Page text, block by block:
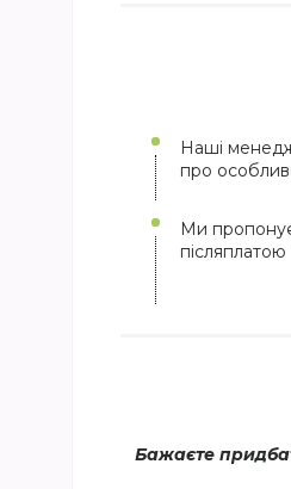
Наші
про
Ми
Бажаєте